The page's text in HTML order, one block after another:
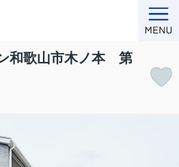
和歌山市木ノ本 第